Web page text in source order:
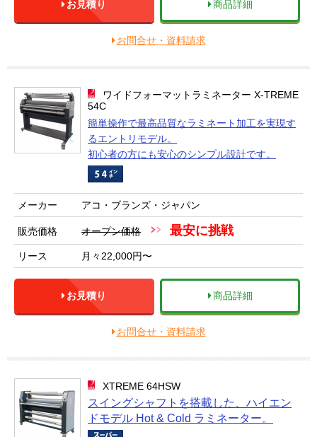
お見積り 商品詳細
お問合せ・資料請求
ワイドフォーマットラミネーター X-TREME
54C
簡単操作で最高品質なラミネート加工を実現す
るエントリモデル。
初心者の方にも安心のシンプル設計です。
メーカー アコ・ブランズ・ジャパン
販売価格 オープン価格 最安に挑戦
リース 月々22,000円〜
お見積り 商品詳細
お問合せ・資料請求
XTREME 64HSW
スイングシャフトを搭載した、ハイエン
ドモデル Hot & Cold ラミネーター。